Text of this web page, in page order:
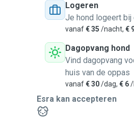
Logeren
Je hond logeert bij
vanaf€ 35 /nacht, €
Dagopvang hond
Vind dagopvang
huis van de oppas
vanaf€ 30/dag, € 6/
Esra kan accepteren